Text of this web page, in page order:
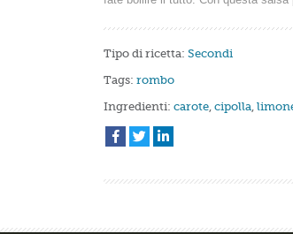
Tipo di ricetta: Secondi
Tags: rombo
Ingredienti: carote, cipolla,